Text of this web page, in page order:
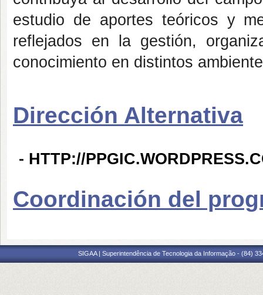
estudio de aportes teóricos y
reflejados en la gestión,
conocimiento en distintos
Dirección Alternativa
- HTTP://
Coordinación del
SIGAA | Superintendência de Tecnologia da Informação - (84)